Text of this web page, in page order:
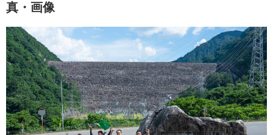
真・画像